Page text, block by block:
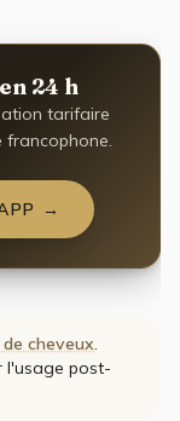
24 h
tarifaire
francophone.
→
cheveux.
l'usage post-